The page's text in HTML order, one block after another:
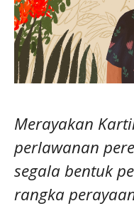
Merayakan
perlawanan
segala bentuk
rangka